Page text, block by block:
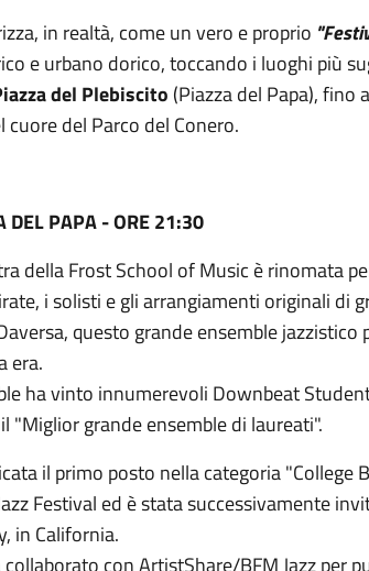
in realtà, come un vero e proprio
e urbano dorico, toccando i luoghi più
del Plebiscito (Piazza del Papa), fino
cuore del Parco del Conero.
DEL PAPA - ORE 21:30
della Frost School of Music è rinomata
i solisti e gli arrangiamenti originali di
questo grande ensemble jazzistico
era.
ha vinto innumerevoli Downbeat
"Miglior grande ensemble di laureati".
il primo posto nella categoria "College
Festival ed è stata successivamente
in California.
con ArtistShare/BFM Jazz per